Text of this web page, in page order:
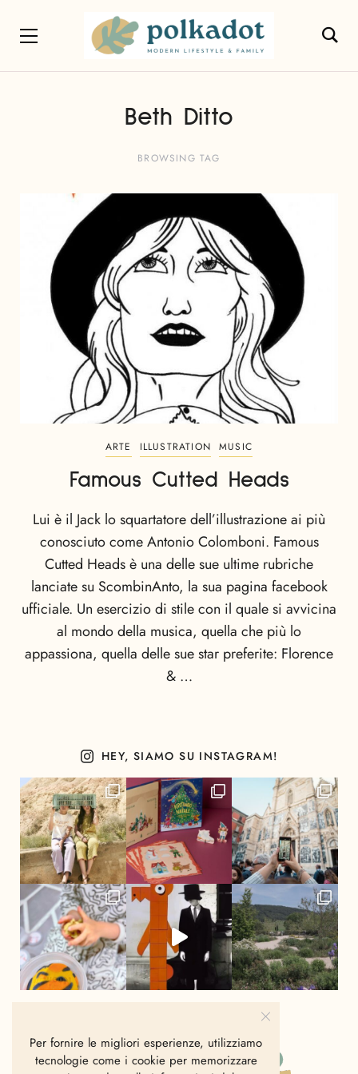
Beth Ditto
BROWSING TAG
ARTE ILLUSTRATION MUSIC
Famous Cutted Heads
Lui è il Jack lo squartatore dell’illustrazione ai più
conosciuto come Antonio Colomboni. Famous
Cutted Heads è una delle sue ultime rubriche
lanciate su ScombinAnto, la sua pagina facebook
ufficiale. Un esercizio di stile con il quale si avvicina
al mondo della musica, quella che più lo
appassiona, quella delle sue star preferite: Florence
& …
HEY, SIAMO SU INSTAGRAM!
Per fornire le migliori esperienze, utilizziamo
tecnologie come i cookie per memorizzare